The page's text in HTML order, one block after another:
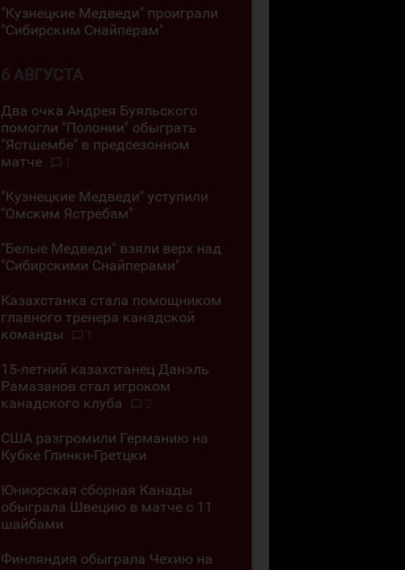
"Кузнецкие Медведи" проиграли
"Сибирским Снайперам"
6 АВГУСТА
Два очка Андрея Буяльского
помогли "Полонии" обыграть
"Ястшембе" в предсезонном
матче
1
"Кузнецкие Медведи" уступили
"Омским Ястребам"
"Белые Медведи" взяли верх над
"Сибирскими Снайперами"
Казахстанка стала помощником
главного тренера канадской
команды
1
15-летний казахстанец Данэль
Рамазанов стал игроком
канадского клуба
2
США разгромили Германию на
Кубке Глинки-Гретцки
Юниорская сборная Канады
обыграла Швецию в матче с 11
шайбами
Финляндия обыграла Чехию на